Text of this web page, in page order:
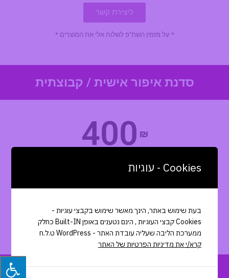
ליצירת קשר
* על מזמין השת"פ לשלוח אלי את המוצרים *
סדנת איפור אישית / קבוצתית
400 ₪
יש אופציה להגעה למקום בתוספת תשלום
המחיר משתנה בהתאם לאיפור, יש ליצור קשר
יש ליצור קשר
Cookies - עוגיות
בעת שימוש באתר, הינך מאשר שימוש בקבצי עוגיות -
Cookies קבצי העוגיות , הינם נטענים באופן Built-IN כחלק
ממערכת הליבה שעליה עובדת האתר - WordPress ט.ל.ח
קרא/י את מדיניות הפרטיות של האתר